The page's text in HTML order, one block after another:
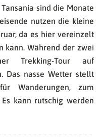
sind die Monate
nutzen die kleine
da es hier vereinzelt
kann. Während der zwei
Trekking-Tour auf
Das nasse Wetter stellt
Wanderungen, zum
kann rutschig werden